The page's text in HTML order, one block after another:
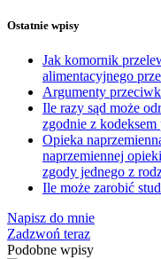
Ostatnie wpisy
Jak komornik
alimentacyjnego
Argumenty
Ile razy sąd może
zgodnie z
Opieka
naprzemiennej
zgody jednego z
Ile może zarobić
Napisz do mnie
Zadzwoń teraz
Podobne wpisy